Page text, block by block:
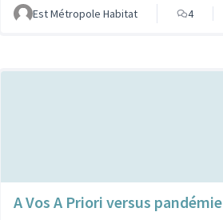
Est Métropole Habitat 4
A Vos A Priori versus pandémie